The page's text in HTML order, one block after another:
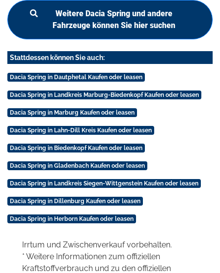
Weitere Dacia Spring und andere
Fahrzeuge können Sie hier suchen
Stattdessen können Sie auch:
Dacia Spring in Dautphetal Kaufen oder leasen
Dacia Spring in Landkreis Marburg-Biedenkopf Kaufen oder leasen
Dacia Spring in Marburg Kaufen oder leasen
Dacia Spring in Lahn-Dill Kreis Kaufen oder leasen
Dacia Spring in Biedenkopf Kaufen oder leasen
Dacia Spring in Gladenbach Kaufen oder leasen
Dacia Spring in Landkreis Siegen-Wittgenstein Kaufen oder leasen
Dacia Spring in Dillenburg Kaufen oder leasen
Dacia Spring in Herborn Kaufen oder leasen
Irrtum und Zwischenverkauf vorbehalten.
* Weitere Informationen zum offiziellen
Kraftstoffverbrauch und zu den offiziellen